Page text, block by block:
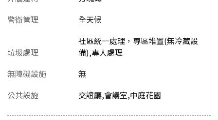
警衛管理
全天候
垃圾處理
社區統一處理，專區堆置(無冷藏設
備),專人處理
無障礙設施
無
公共設施
交誼廳,會議室,中庭花園